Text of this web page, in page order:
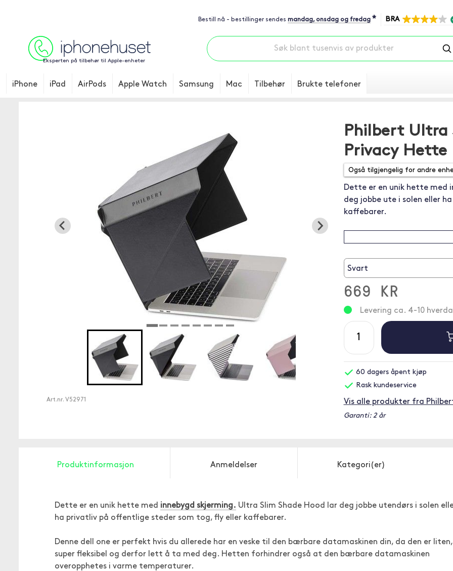
Bestill nå - bestillinger sendes mandag, onsdag og fredag * BRA
Eksperten på tilbehør til Apple-enheter
iPhone iPad AirPods Apple Watch Samsung Mac Tilbehør Brukte telefoner
Art.nr. V52971
Philbert Ultra
Privacy Hette
Dette er en unik hette med
deg jobbe ute i solen eller
kaffebarer.
Svart
669 KR
Levering ca. 4-10
60 dagers åpent kjøp
Rask kundeservice
Vis alle produkter fra
Garanti: 2 år
Produktinformasjon Anmeldelser Kategori(er)
Dette er en unik hette med innebygd skjerming. Ultra Slim Shade Hood lar deg jobbe utendørs i solen
ha privatliv på offentlige steder som tog, fly eller kaffebarer.
Denne dell one er perfekt hvis du allerede har en veske til den bærbare datamaskinen din, da den er liten,
super fleksibel og derfor lett å ta med deg. Hetten forhindrer også at den bærbare datamaskinen
overopphetes i varme temperaturer.